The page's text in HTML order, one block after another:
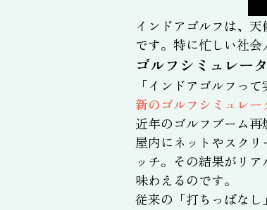
インドアゴルフは、
です。特に忙しい社
ゴルフシミュレー
「インドアゴルフっ
新のゴルフシミュレ
近年のゴルフブーム再
屋内にネットやスク
ッチ。その結果がリ
味わえるのです。
従来の「打ちっぱな